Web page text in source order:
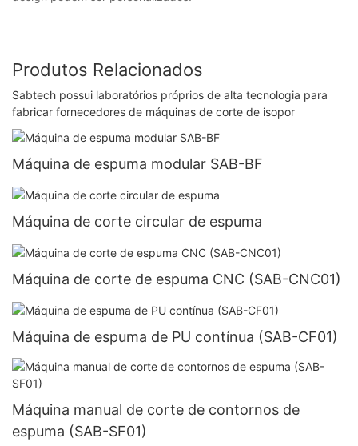
Produtos Relacionados
Sabtech possui laboratórios próprios de alta tecnologia para
fabricar fornecedores de máquinas de corte de isopor
Máquina de espuma modular SAB-BF
Máquina de corte circular de espuma
Máquina de corte de espuma CNC (SAB-CNC01)
Máquina de espuma de PU contínua (SAB-CF01)
Máquina manual de corte de contornos de
espuma (SAB-SF01)